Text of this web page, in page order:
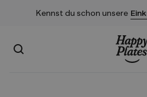
Kennst du schon unsere
Suchen